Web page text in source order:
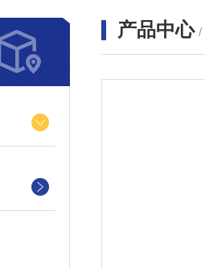
产品中心 /